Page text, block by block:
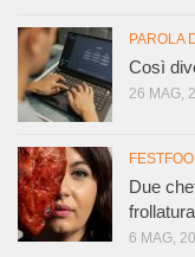
PAROLA
Così
26 MAG,
Due
6 MAG,